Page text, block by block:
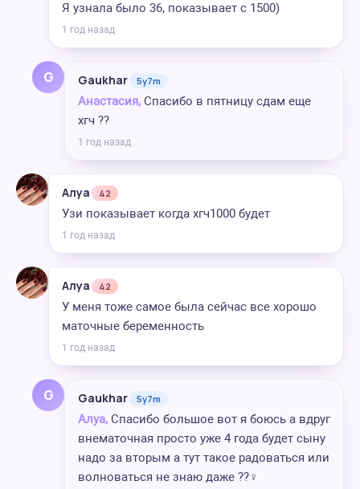
Я узнала было 36, показывает с 1500)
1 год назад
G Gaukhar 5y7m
Анастасия, Спасибо в пятницу сдам еще
хгч ??
1 год назад
Алуа 42
Узи показывает когда хгч1000 будет
1 год назад
Алуа 42
У меня тоже самое была сейчас все хорошо
маточные беременность
1 год назад
G Gaukhar 5y7m
Алуа, Спасибо большое вот я боюсь а вдруг
внематочная просто уже 4 года будет сыну
надо за вторым а тут такое радоваться или
волноваться не знаю даже ??‍♀️